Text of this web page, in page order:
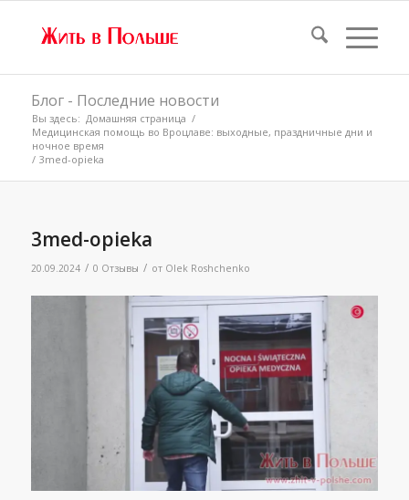
Блог - Последние новости
Вы здесь: Домашняя страница /
Медицинская помощь во Вроцлаве: выходные, праздничные дни и
ночное время
/ 3med-opieka
3med-opieka
20.09.2024 / 0 Отзывы / от Olek Roshchenko